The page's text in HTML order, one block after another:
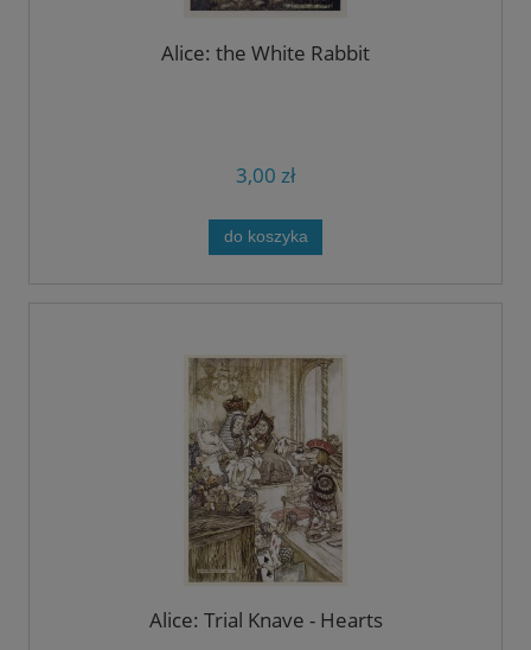
Alice: the White Rabbit
3,00 zł
do koszyka
Alice: Trial Knave - Hearts